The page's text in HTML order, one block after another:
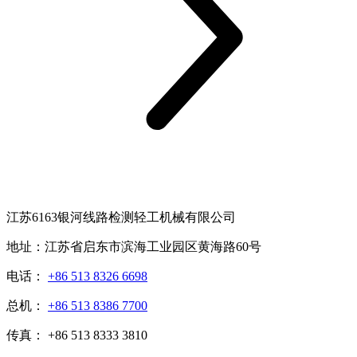
江苏6163银河线路检测轻工机械有限公司
地址：江苏省启东市滨海工业园区黄海路60号
电话： +86 513 8326 6698
总机： +86 513 8386 7700
传真： +86 513 8333 3810